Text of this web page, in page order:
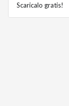
Scaricalo gratis!